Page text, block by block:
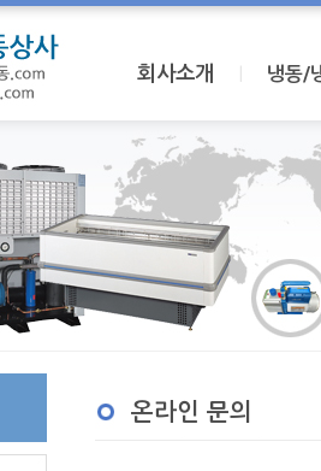
회사소개 냉동/
온라인 문의